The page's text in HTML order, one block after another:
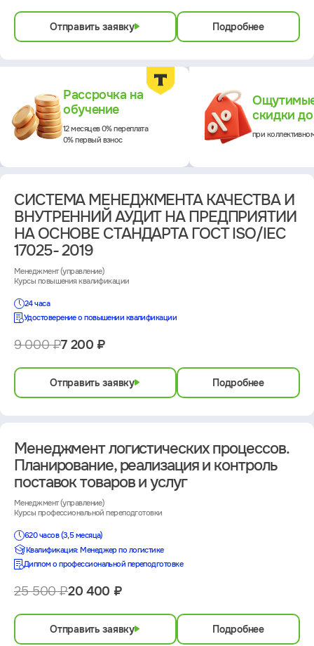
Отправить заявку Подробнее
Рассрочка на
обучение
12 месяцев 0% переплата
0% первый взнос
скидки
при
СИСТЕМА МЕНЕДЖМЕНТА КАЧЕСТВА И
ВНУТРЕННИЙ АУДИТ НА ПРЕДПРИЯТИИ
НА ОСНОВЕ СТАНДАРТА ГОСТ ISO/IEC
17025- 2019
Менеджмент (управление)
Курсы повышения квалификации
24 часа
Удостоверение о повышении квалификации
9 000 ₽7 200 ₽
Отправить заявку Подробнее
Менеджмент логистических процессов.
Планирование, реализация и контроль
поставок товаров и услуг
Менеджмент (управление)
Курсы профессиональной переподготовки
620 часов (3,5 месяца)
Квалификация: Менеджер по логистике
Диплом о профессиональной переподготовке
25 500 ₽20 400 ₽
Отправить заявку Подробнее